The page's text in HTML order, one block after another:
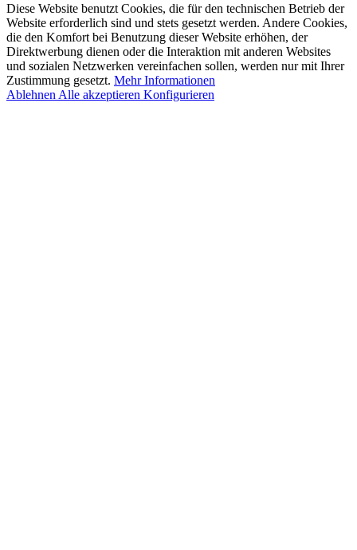
Diese Website benutzt Cookies, die für den technischen Betrieb der
Website erforderlich sind und stets gesetzt werden. Andere Cookies,
die den Komfort bei Benutzung dieser Website erhöhen, der
Direktwerbung dienen oder die Interaktion mit anderen Websites
und sozialen Netzwerken vereinfachen sollen, werden nur mit Ihrer
Zustimmung gesetzt. Mehr Informationen
Ablehnen Alle akzeptieren Konfigurieren